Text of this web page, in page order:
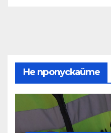
Не пропускайте